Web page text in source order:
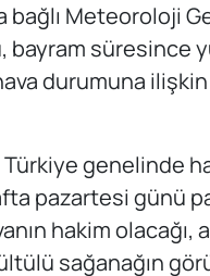
bağlı Meteoroloji
bayram süresince
durumuna
Türkiye genelinde
pazartesi günü
hakim olacağı,
sağanağın